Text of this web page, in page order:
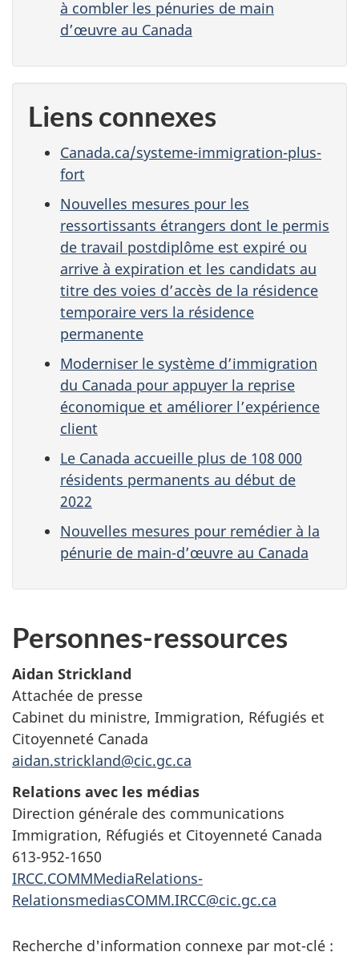
à combler les pénuries de main
d’œuvre au Canada
Liens connexes
Canada.ca/systeme-immigration-plus-
fort
Nouvelles mesures pour les
ressortissants étrangers dont le permis
de travail postdiplôme est expiré ou
arrive à expiration et les candidats au
titre des voies d’accès de la résidence
temporaire vers la résidence
permanente
Moderniser le système d’immigration
du Canada pour appuyer la reprise
économique et améliorer l’expérience
client
Le Canada accueille plus de 108 000
résidents permanents au début de
2022
Nouvelles mesures pour remédier à la
pénurie de main-d’œuvre au Canada
Personnes-ressources
Aidan Strickland
Attachée de presse
Cabinet du ministre, Immigration, Réfugiés et
Citoyenneté Canada
aidan.strickland@cic.gc.ca
Relations avec les médias
Direction générale des communications
Immigration, Réfugiés et Citoyenneté Canada
613-952-1650
IRCC.COMMMediaRelations-
RelationsmediasCOMM.IRCC@cic.gc.ca
Recherche d'information connexe par mot-clé :